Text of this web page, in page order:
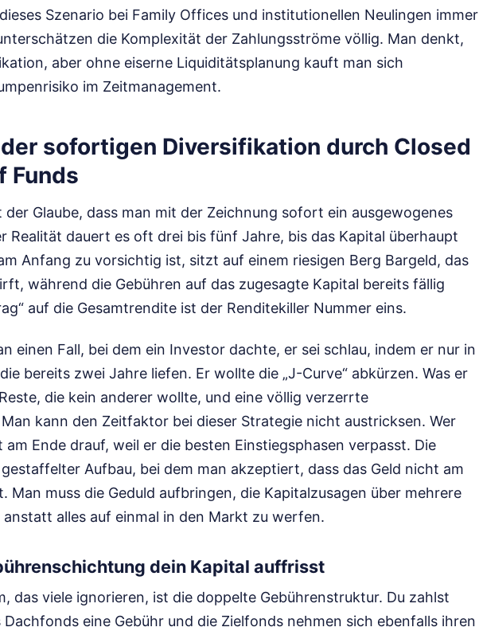
Szenario bei Family Offices und institutionellen Neulingen immer
die Komplexität der Zahlungsströme völlig. Man denkt,
aber ohne eiserne Liquiditätsplanung kauft man sich
im Zeitmanagement.
sofortigen Diversifikation durch Closed
Funds
der Glaube, dass man mit der Zeichnung sofort ein ausgewogenes
Realität dauert es oft drei bis fünf Jahre, bis das Kapital überhaupt
Anfang zu vorsichtig ist, sitzt auf einem riesigen Berg Bargeld, das
während die Gebühren auf das zugesagte Kapital bereits fällig
auf die Gesamtrendite ist der Renditekiller Nummer eins.
einen Fall, bei dem ein Investor dachte, er sei schlau, indem er nur in
bereits zwei Jahre liefen. Er wollte die „J-Curve“ abkürzen. Was er
die kein anderer wollte, und eine völlig verzerrte
kann den Zeitfaktor bei dieser Strategie nicht austricksen. Wer
Ende drauf, weil er die besten Einstiegsphasen verpasst. Die
Aufbau, bei dem man akzeptiert, dass das Geld nicht am
Man muss die Geduld aufbringen, die Kapitalzusagen über mehrere
alles auf einmal in den Markt zu werfen.
dein Kapital auffrisst
das viele ignorieren, ist die doppelte Gebührenstruktur. Du zahlst
eine Gebühr und die Zielfonds nehmen sich ebenfalls ihren